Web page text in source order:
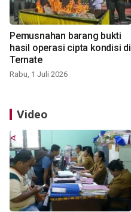
Pemusnahan barang bukti
hasil operasi cipta kondisi di
Ternate
Rabu, 1 Juli 2026
Video